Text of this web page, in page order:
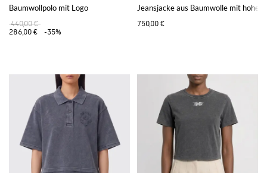
Baumwollpolo mit Logo
440,00 €
286,00 €
-35%
Jeansjacke aus Baumwolle mit
750,00 €